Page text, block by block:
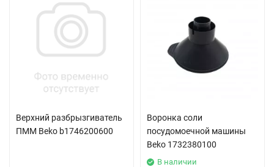
Верхний разбрызгиватель
ПММ Beko b1746200600
Воронка соли
посудомоечной машины
Beko 1732380100
В наличии